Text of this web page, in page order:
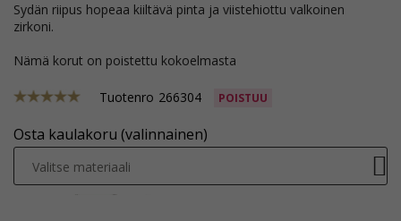
sydän riipus hopeaa kiiltävä pinta ja viistehiottu valkoinen
zirkoni.
Nämä korut on poistettu kokoelmasta
Tuotenro 266304 POISTUU
Osta kaulakoru (valinnainen)
Valitse materiaali